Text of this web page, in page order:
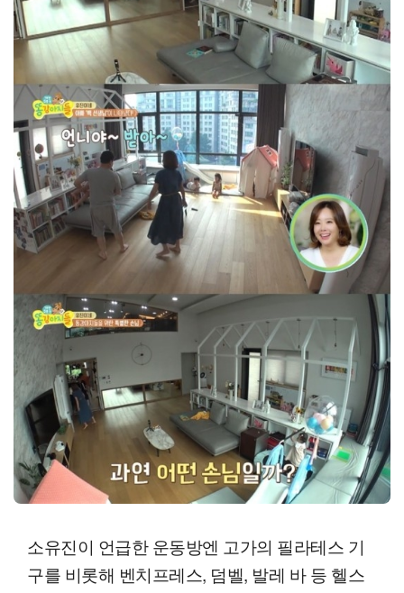
소유진이 언급한 운동방엔 고가의 필라테스 기
구를 비롯해 벤치프레스, 덤벨, 발레 바 등 헬스